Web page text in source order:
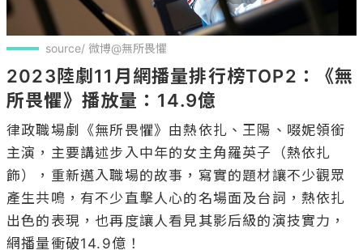
source/ 微博@無所畏懼
2023陸劇11月網播量排行榜TOP2：《無
所畏懼》播放量：14.9億
律政職場劇《無所畏懼》由熱依扎、王陽、啜妮領銜
主演，主要講述步入中年的女主角羅英子（熱依扎
飾），重新邁入職場的故事，寫實的題材讓不少觀眾
產生共鳴，有不少直擊人心的名場面及台詞，熱依扎
出色的表現，也再度讓人看見其影后級的演技實力，
網播量衝破14.9億！